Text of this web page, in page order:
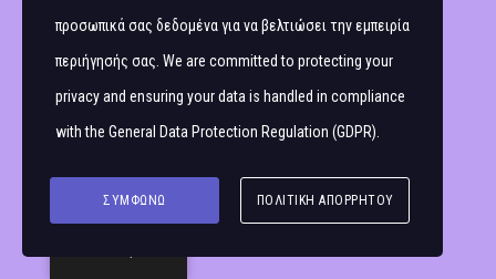
προσωπικά σας δεδομένα για να βελτιώσει την εμπειρία
περιήγησής σας. We are committed to protecting your
privacy and ensuring your data is handled in compliance
with the General Data Protection Regulation (GDPR)
ΣΥΜΦΩΝΏ ΠΟΛΙΤΙΚΉ ΑΠΟΡΡΉΤΟΥ